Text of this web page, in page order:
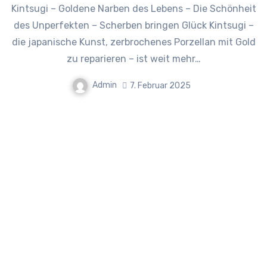
Kintsugi – Goldene Narben des Lebens – Die Schönheit
des Unperfekten – Scherben bringen Glück Kintsugi –
die japanische Kunst, zerbrochenes Porzellan mit Gold
zu reparieren – ist weit mehr…
Admin 7. Februar 2025